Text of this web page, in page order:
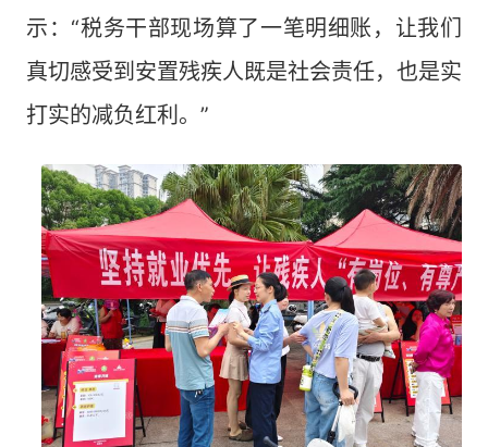
示：“税务干部现场算了一笔明细账，让我们
真切感受到安置残疾人既是社会责任，也是实
打实的减负红利。”